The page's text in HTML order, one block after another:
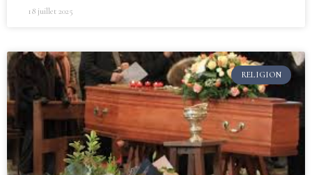
18 juillet 2025
RELIGION